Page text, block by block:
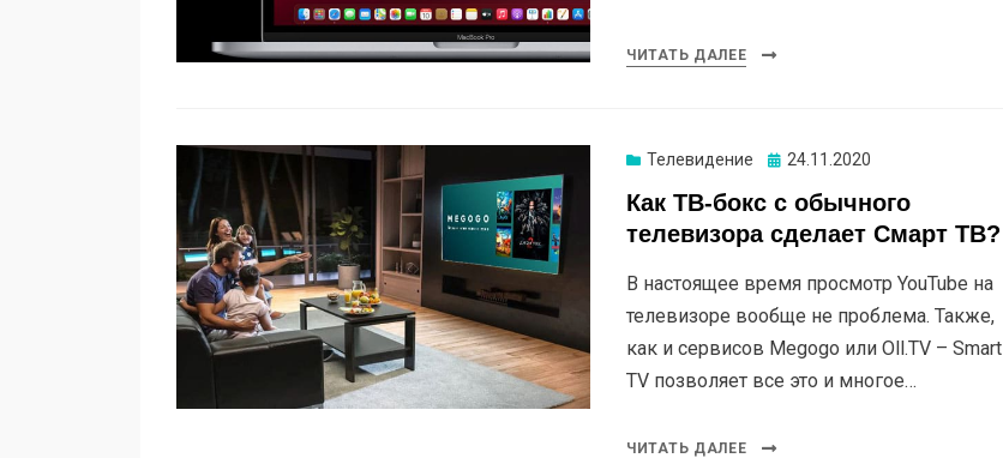
ЧИТАТЬ ДАЛЕЕ
Телевидение Опубликовано
24.11.2020
Как ТВ-бокс с обычного
телевизора сделает Смарт ТВ?
В настоящее время просмотр YouTube на
телевизоре вообще не проблема. Также,
как и сервисов Megogo или Oll.TV – Smart
TV позволяет все это и многое…
ЧИТАТЬ ДАЛЕЕ